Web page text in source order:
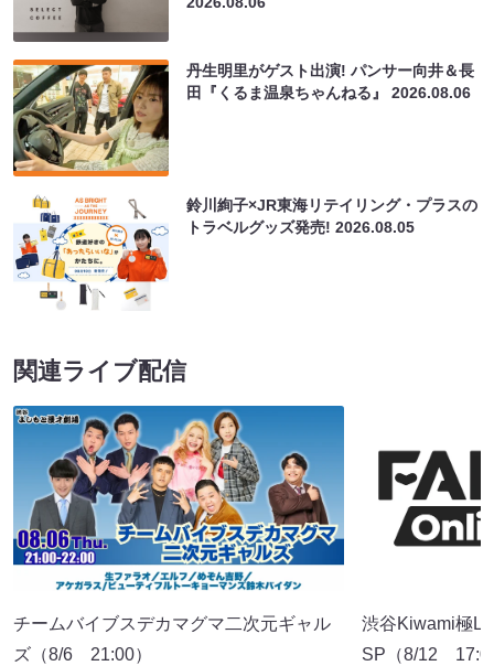
丹生明里がゲスト出演! パンサー向井＆長
田『くるま温泉ちゃんねる』2026.08.06
鈴川絢子×JR東海リテイリング・プラスの
トラベルグッズ発売!2026.08.05
関連ライブ配信
チームバイブスデカマグマ二次元ギャル
ズ（8/6 21:00）
渋谷Kiwami極
SP（8/12